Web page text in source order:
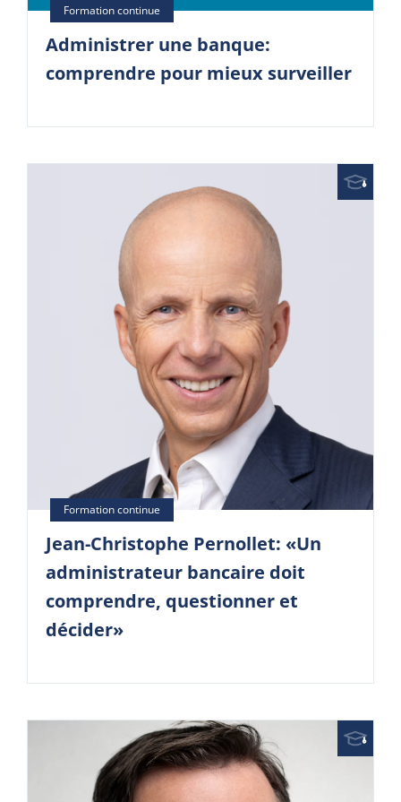
Administrer une banque:
comprendre pour mieux surveiller
Jean-Christophe Pernollet: «Un
administrateur bancaire doit
comprendre, questionner et
décider»